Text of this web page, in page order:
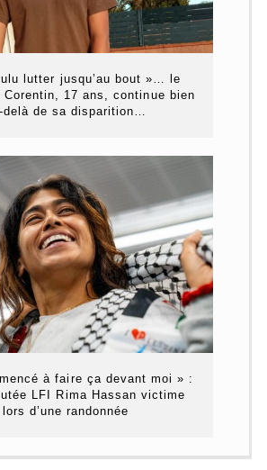
lutter jusqu’au bout »… le
Corentin, 17 ans, continue bien
delà de sa disparition…
à faire ça devant moi » :
LFI Rima Hassan victime
lors d’une randonnée